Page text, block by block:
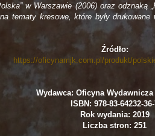
w Warszawie (2006) oraz odznaką
tematy kresowe, które były
Źródło:
https://oficynamjk.com.pl/produkt/
Wydawca: Oficyna
ISBN: 978-83-64232-
Rok wydania: 2019
Liczba stron: 251